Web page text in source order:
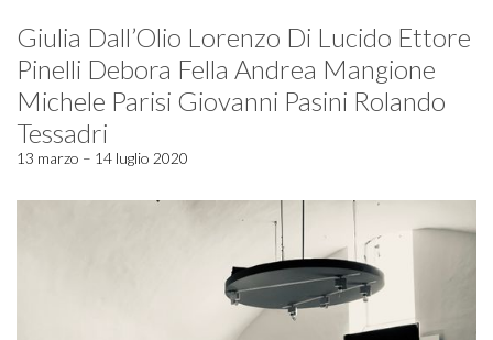
Giulia Dall’Olio Lorenzo Di Lucido Ettore
Pinelli Debora Fella Andrea Mangione
Michele Parisi Giovanni Pasini Rolando
Tessadri
13 marzo – 14 luglio 2020